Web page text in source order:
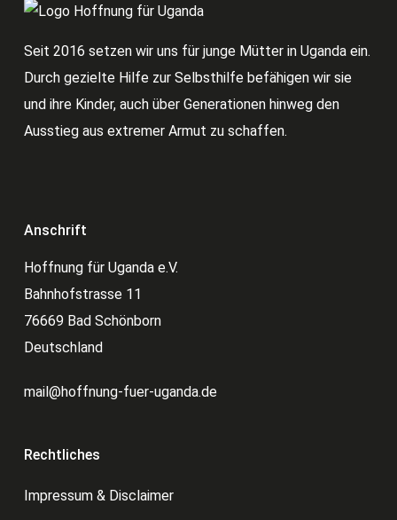
Seit 2016 setzen wir uns für junge Mütter in Uganda ein.
Durch gezielte Hilfe zur Selbsthilfe befähigen wir sie
und ihre Kinder, auch über Generationen hinweg den
Ausstieg aus extremer Armut zu schaffen.
Anschrift
Hoffnung für Uganda e.V.
Bahnhofstrasse 11
76669 Bad Schönborn
Deutschland
mail@hoffnung-fuer-uganda.de
Rechtliches
Impressum & Disclaimer